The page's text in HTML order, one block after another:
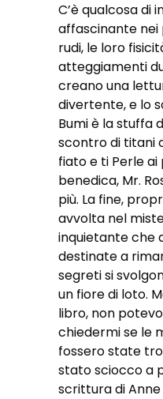
C’è qualcosa di
affascinante nei
rudi, le loro
atteggiamenti
creano una
divertente, e lo
Bumi è la stuffa
scontro di titani
fiato e ti Perle
benedica, Mr.
più. La fine,
avvolta nel
inquietante che
destinate a
segreti si
un fiore di loto.
libro, non
chiedermi se le
fossero state
stato sciocco a
scrittura di